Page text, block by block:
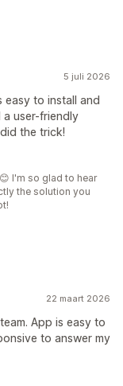
5 juli 2026
easy to install and
a user-friendly
the trick!
I'm so glad to hear
the solution you
22 maart 2026
App is easy to
to answer my